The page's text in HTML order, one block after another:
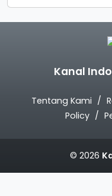
Kanal
Tentang Kami
Policy
© 2026